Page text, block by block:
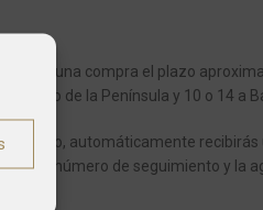
realiza una compra el plazo
dentro de la Península y 10 o 14 a
enviado, automáticamente recibirás
el número de seguimiento y la